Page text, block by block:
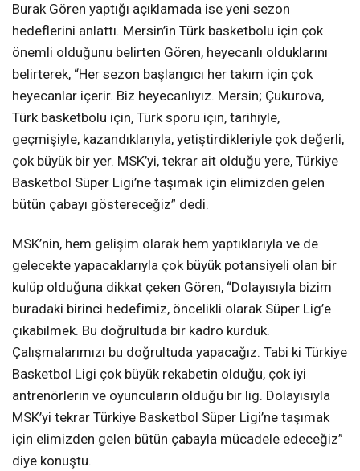
Burak Gören yaptığı açıklamada ise yeni sezon
hedeflerini anlattı. Mersin’in Türk basketbolu için çok
önemli olduğunu belirten Gören, heyecanlı olduklarını
belirterek, “Her sezon başlangıcı her takım için çok
heyecanlar içerir. Biz heyecanlıyız. Mersin; Çukurova,
Türk basketbolu için, Türk sporu için, tarihiyle,
geçmişiyle, kazandıklarıyla, yetiştirdikleriyle çok değerli,
çok büyük bir yer. MSK’yi, tekrar ait olduğu yere, Türkiye
Basketbol Süper Ligi’ne taşımak için elimizden gelen
bütün çabayı göstereceğiz” dedi.
MSK’nin, hem gelişim olarak hem yaptıklarıyla ve de
gelecekte yapacaklarıyla çok büyük potansiyeli olan bir
kulüp olduğuna dikkat çeken Gören, “Dolayısıyla bizim
buradaki birinci hedefimiz, öncelikli olarak Süper Lig’e
çıkabilmek. Bu doğrultuda bir kadro kurduk.
Çalışmalarımızı bu doğrultuda yapacağız. Tabi ki Türkiye
Basketbol Ligi çok büyük rekabetin olduğu, çok iyi
antrenörlerin ve oyuncuların olduğu bir lig. Dolayısıyla
MSK’yi tekrar Türkiye Basketbol Süper Ligi’ne taşımak
için elimizden gelen bütün çabayla mücadele edeceğiz”
diye konuştu.